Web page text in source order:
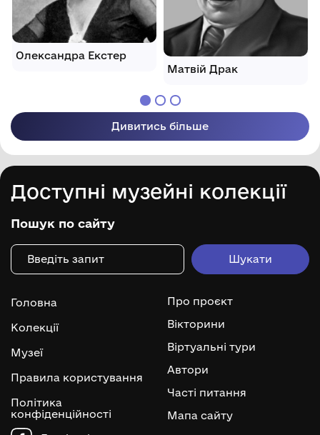
Олександра Екстер
Матвій Драк
Дивитись більше
Доступні музейні колекції
Пошук по сайту
Головна
Колекції
Музеї
Правила користування
Політика
конфіденційності
Про проєкт
Вікторини
Віртуальні тури
Автори
Часті питання
Мапа сайту